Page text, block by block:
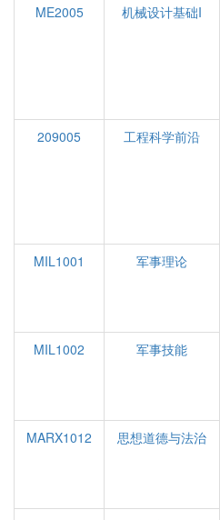
ME2005 机械设计基础I
209005
工程科学前沿
MIL1001
军事理论
MIL1002
军事技能
MARX1012
思想道德与法治